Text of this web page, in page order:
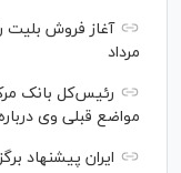
مرداد
رئیس‌کل بانک
مواضع قبلی وی
ایران پیشنهاد